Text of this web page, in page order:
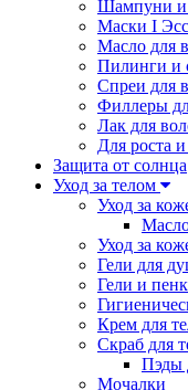
Шампуни и
Маски I
Масло для
Пилинги и
Спреи для
Филлеры
Лак для
Для роста
Защита от солнца
Уход за телом
Уход за
Уход за
Гели для
Гели и
Крем для
Скраб для
Пэды
Мочалки